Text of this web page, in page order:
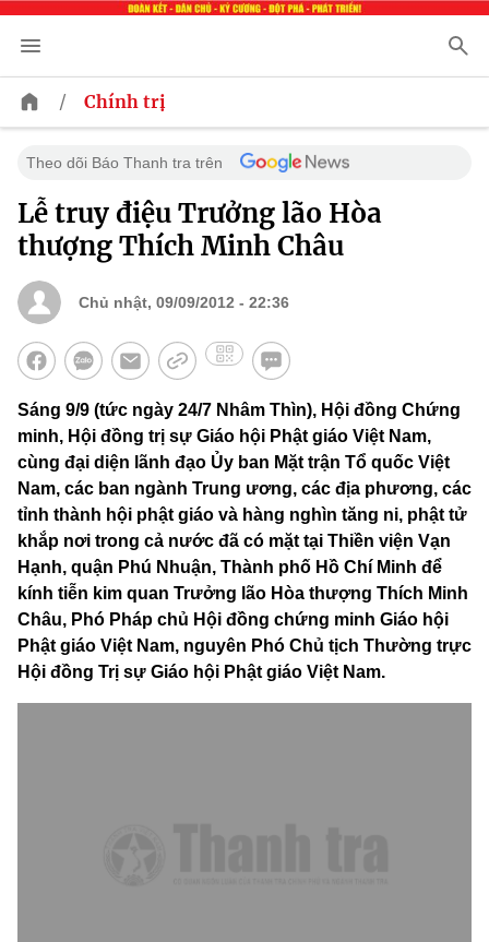
/ Chính trị
Theo dõi Báo Thanh tra trên
Lễ truy điệu Trưởng lão Hòa
thượng Thích Minh Châu
Chủ nhật, 09/09/2012 - 22:36
Sáng 9/9 (tức ngày 24/7 Nhâm Thìn), Hội đồng Chứng
minh, Hội đồng trị sự Giáo hội Phật giáo Việt Nam,
cùng đại diện lãnh đạo Ủy ban Mặt trận Tổ quốc Việt
Nam, các ban ngành Trung ương, các địa phương, các
tỉnh thành hội phật giáo và hàng nghìn tăng ni, phật tử
khắp nơi trong cả nước đã có mặt tại Thiền viện Vạn
Hạnh, quận Phú Nhuận, Thành phố Hồ Chí Minh để
kính tiễn kim quan Trưởng lão Hòa thượng Thích Minh
Châu, Phó Pháp chủ Hội đồng chứng minh Giáo hội
Phật giáo Việt Nam, nguyên Phó Chủ tịch Thường trực
Hội đồng Trị sự Giáo hội Phật giáo Việt Nam.